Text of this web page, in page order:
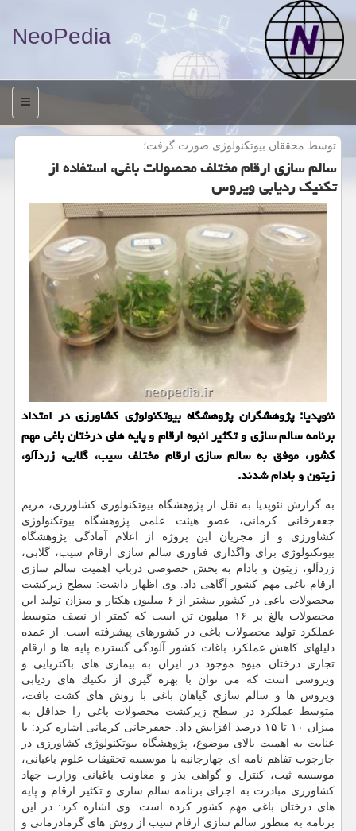
NeoPedia
منو
توسط محققان بیوتكنولوژی صورت گرفت؛
سالم سازی ارقام مختلف محصولات باغی، استفاده از
تكنیك ردیابی ویروس
نئوپدیا: پژوهشگران پژوهشگاه بیوتكنولوژی كشاورزی در امتداد
برنامه سالم سازی و تكثیر انبوه ارقام و پایه های درختان باغی مهم
كشور، موفق به سالم سازی ارقام مختلف سیب، گلابی، زردآلو،
زیتون و بادام شدند.
به گزارش نئوپدیا به نقل از پژوهشگاه بیوتكنولوزی كشاورزی، مریم
جعفرخانی كرمانی، عضو هیئت علمی پژوهشگاه بیوتكنولوژی
كشاورزی و از مجریان این پروژه از اعلام آمادگی پژوهشگاه
بیوتكنولوژی برای واگذاری فناوری سالم سازی ارقام سیب، گلابی،
زردآلو، زیتون و بادام به بخش خصوصی درباب اهمیت سالم سازی
ارقام باغی مهم كشور آگاهی داد. وی اظهار داشت: سطح زیركشت
محصولات باغی در كشور بیشتر از ۶ میلیون هكتار و میزان تولید این
محصولات بالغ بر ۱۶ میلیون تن است كه كمتر از نصف متوسط
عملكرد تولید محصولات باغی در كشورهای پیشرفته است. از عمده
دلیلهای كاهش عملكرد باغات كشور آلودگی گسترده پایه ها و ارقام
تجاری درختان میوه موجود در ایران به بیماری های باكتریایی و
ویروسی است كه می توان با بهره گیری از تكنیك های ردیابی
ویروس ها و سالم سازی گیاهان باغی با روش های كشت بافت،
متوسط عملكرد در سطح زیركشت محصولات باغی را حداقل به
میزان ۱۰ تا ۱۵ درصد افزایش داد. جعفرخانی كرمانی اشاره كرد: با
عنایت به اهمیت بالای موضوع، پژوهشگاه بیوتكنولوژی كشاورزی در
چارچوب تفاهم نامه ای چهارجانبه با موسسه تحقیقات علوم باغبانی،
موسسه ثبت، كنترل و گواهی بذر و معاونت باغبانی وزارت جهاد
كشاورزی مبادرت به اجرای برنامه سالم سازی و تكثیر ارقام و پایه
های درختان باغی مهم كشور كرده است. وی اشاره كرد: در این
برنامه به منظور سالم سازی ارقام سیب از روش­­­ های گرمادرمانی و